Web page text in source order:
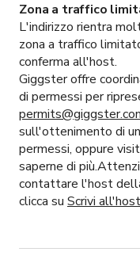
Zona a traffico
L'indirizzo rientra
zona a traffico
conferma all'host.
Giggster offre
di permessi per
sull'ottenimento di
permessi, oppure
saperne di
contattare l'host
clicca su Scrivi all'host